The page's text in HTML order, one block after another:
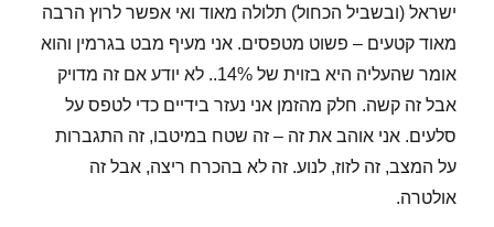
ישראל (ובשביל הכחול) תלולה מאוד ואי אפשר לרוץ הרבה
מאוד קטעים – פשוט מטפסים. אני מעיף מבט בגרמין והוא
אומר שהעליה היא בזוית של 14%.. לא יודע אם זה מדויק
אבל זה קשה. חלק מהזמן אני נעזר בידיים כדי לטפס על
סלעים. אני אוהב את זה – זה שטח במיטבו, זה התגברות
על המצב, זה לזוז, לנוע. זה לא בהכרח ריצה, אבל זה
אולטרה.